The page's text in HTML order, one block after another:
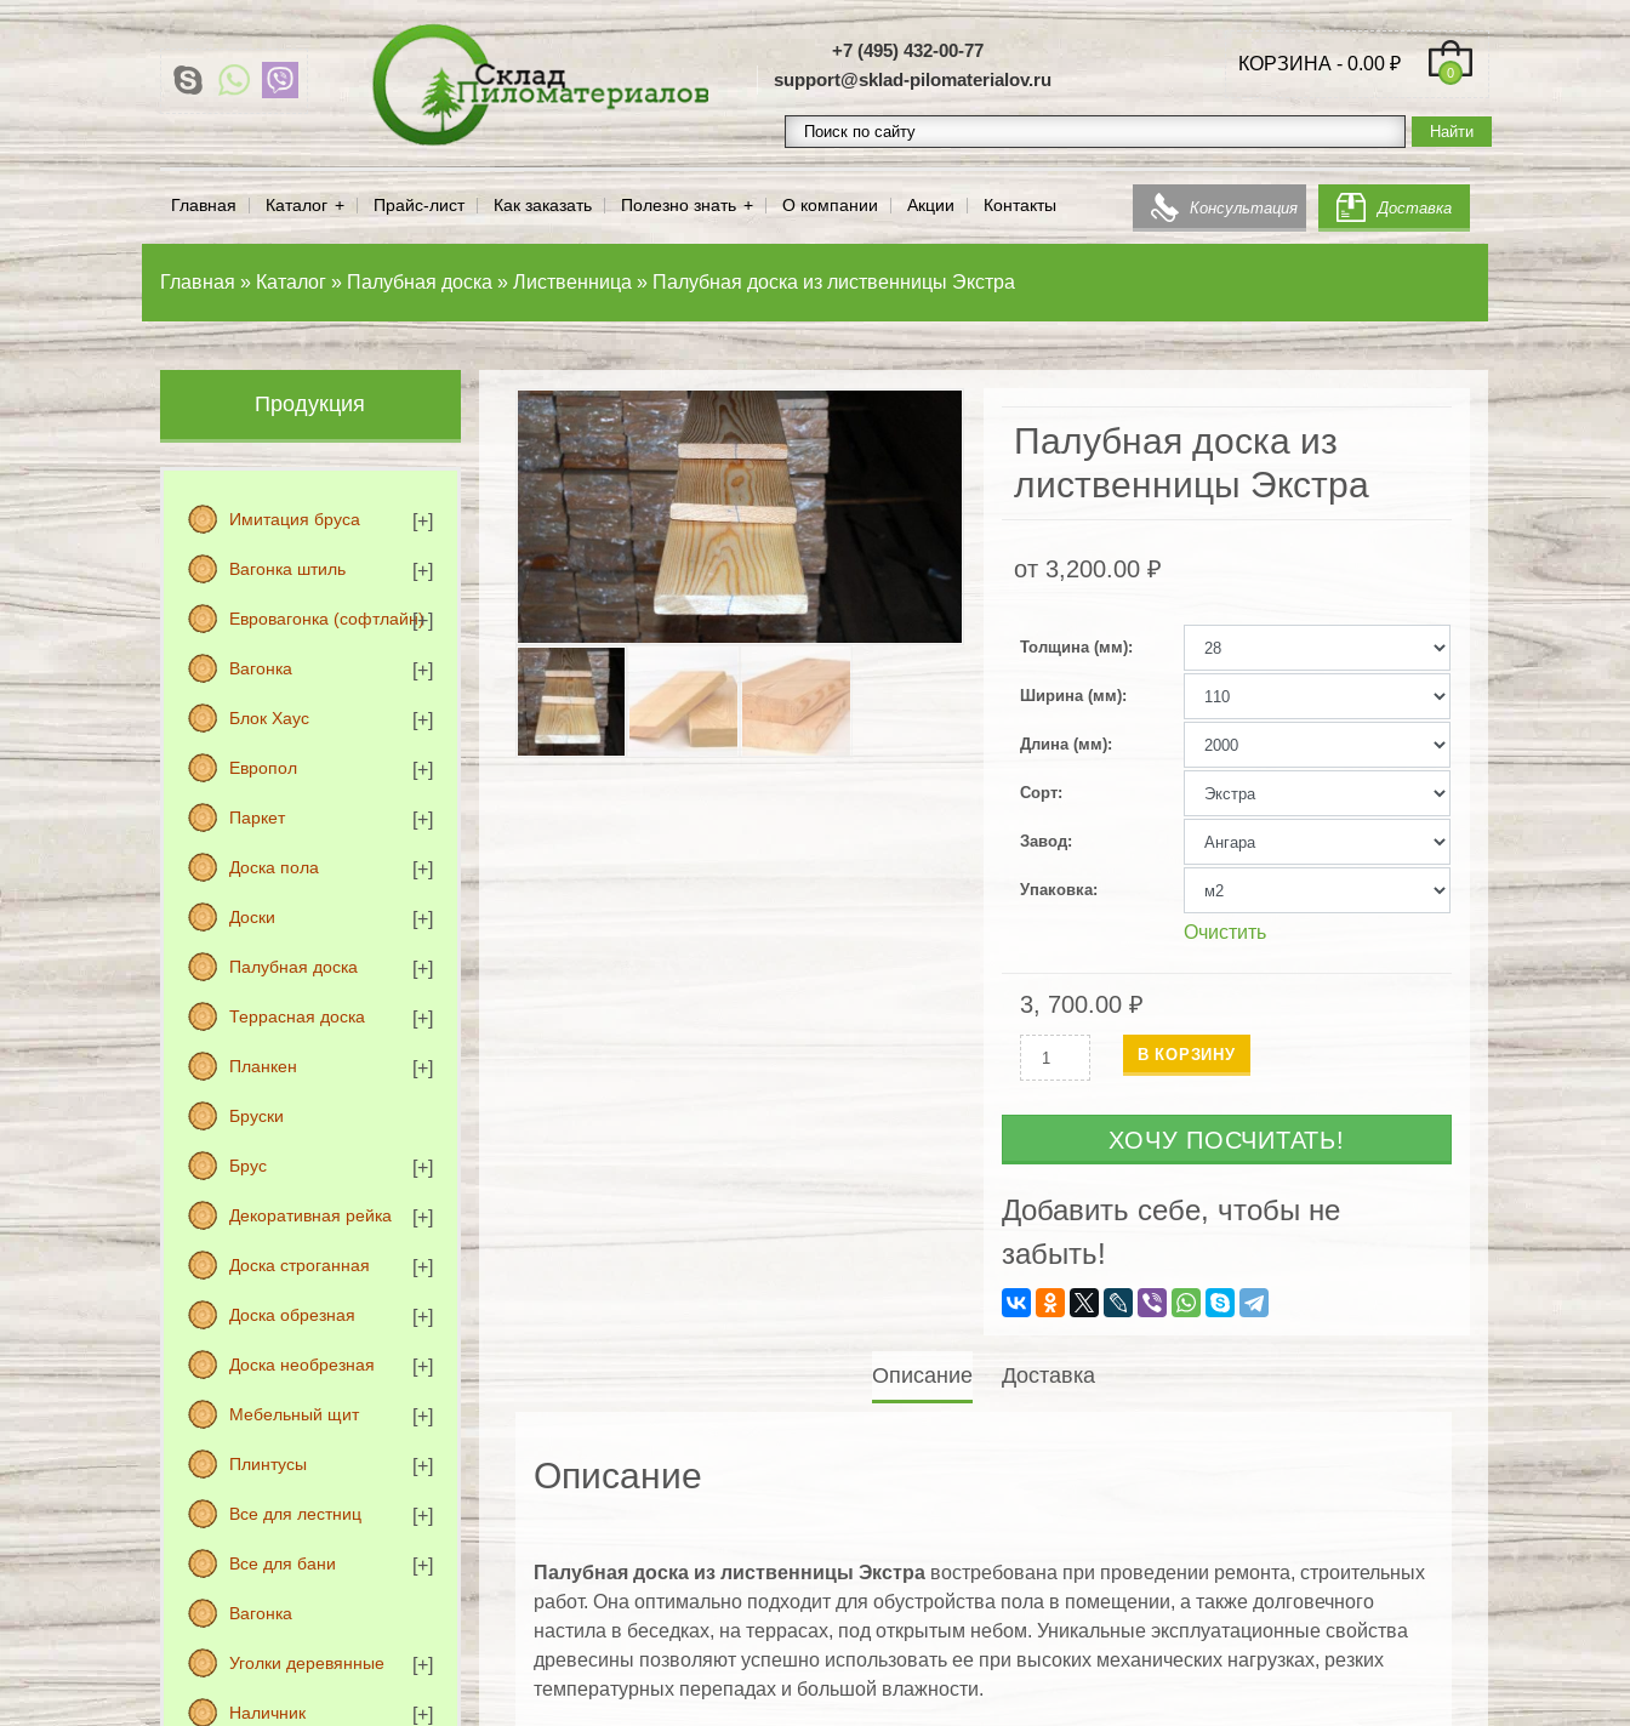
+7 (495) 432-00-77
support@sklad-pilomaterialov.ru
КОРЗИНА - 0.00 ₽ 0
Главная Каталог Прайс-лист Как заказать Полезно знать О компании Акции Контакты Доставка
Консультация
Главная » Каталог » Палубная доска » Лиственница » Палубная доска из лиственницы Экстра
Продукция
Имитация бруса
Вагонка штиль
Евровагонка (софтлайн)
Вагонка
Блок Хаус
Европол
Паркет
Доска пола
Доски
Палубная доска
Террасная доска
Планкен
Бруски
Брус
Декоративная рейка
Доска строганная
Доска обрезная
Доска необрезная
Мебельный щит
Плинтусы
Все для лестниц
Все для бани
Вагонка
Уголки деревянные
Наличник
Палубная доска из
лиственницы Экстра
от 3,200.00 ₽
Толщина (мм)
Ширина (мм)
Длина (мм)
Сорт
Завод
Упаковка
Очистить
3, 700.00 ₽
Количество
Палубная
лиственницы
В КОРЗИНУ
ХОЧУ ПОСЧИТАТЬ!
Добавить себе, чтобы не
забыть!
Описание Доставка
Описание
Палубная доска из лиственницы Экстравостребована при проведении ремонта, строительных
работ. Она оптимально подходит для обустройства пола в помещении, а также долговечного
настила в беседках, на террасах, под открытым небом. Уникальные эксплуатационные свойства
древесины позволяют успешно использовать ее при высоких механических нагрузках, резких
температурных перепадах и большой влажности.